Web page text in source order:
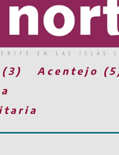
EN LAS ISLAS
Acentejo